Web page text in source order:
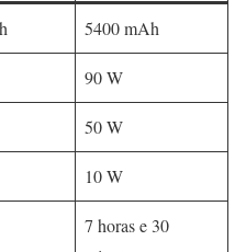
5400 mAh
90 W
50 W
10 W
7 horas e 30